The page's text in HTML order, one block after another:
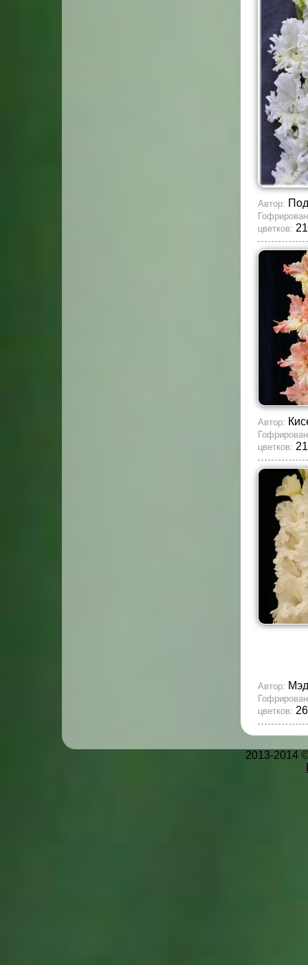
Автор:
цветков:
Автор:
цветков:
Автор:
цветков:
2013-2014